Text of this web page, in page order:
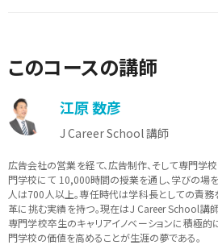
このコースの講師
江原 数彦
J Career School 講師
広告会社の営業を経て、広告制作、そして専門学
門学校にて 10,000時間の授業を通し、学びの場
人は700人以上。専任時代は学科長としての責
革に挑む実績を持つ。現在はJ Career School講
専門学校卒生のキャリアイノベーションに積極的
門学校の価値を高めることが生涯の夢である。